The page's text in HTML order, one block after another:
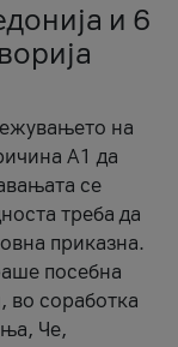
и 6
на
А1 да
се
треба да
приказна.
посебна
во соработка
Че,